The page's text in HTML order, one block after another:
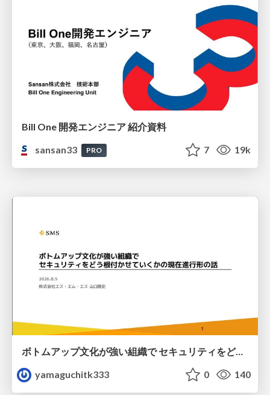
Bill One 開発エンジニア 紹介資料
sansan33
PRO 7 19k
ボトムアップ文化が強い組織で セキュリティをどう根付かせていくかの現在進行形の話 / Making Security Stick in a Bottom-Up Organization
yamaguchitk333
0 140